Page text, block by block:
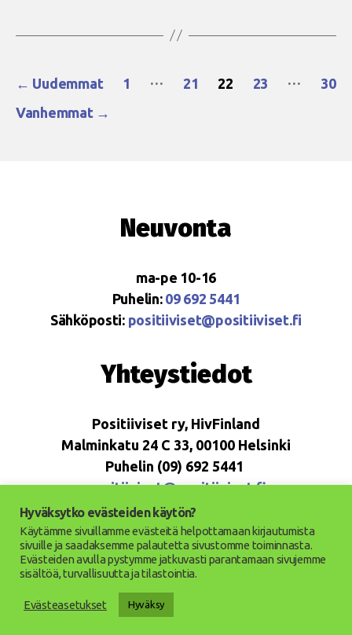
nyt?”
Artikkelien
sivutus
← Uudemmat 1 … 21 22 23 …
30
Vanhemmat →
Neuvonta
ma-pe 10-16
Puhelin: 09 692 5441
Sähköposti: positiiviset@positiiviset.fi
Yhteystiedot
Positiiviset ry, HivFinland
Malminkatu 24 C 33, 00100 Helsinki
Puhelin (09) 692 5441
positiiviset@positiiviset.fi
© 2026 Positiiviset ry
Tietosuojaseloste
Hyväksytko evästeiden käytön?
Käytämme sivuillamme evästeitä helpottamaan kirjautumista
sivuille ja saadaksemme palautetta sivustomme toiminnasta.
Evästeiden avulla pystymme jatkuvasti parantamaan sivujemme
sisältöä, turvallisuutta ja tilastointia.
Evästeasetukset Hyväksy